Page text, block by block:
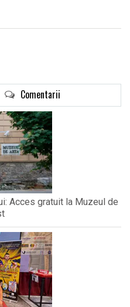
Comentarii
Acces gratuit la Muzeul de